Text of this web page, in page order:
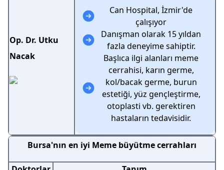
Op. Dr. Utku
Nacak
Can Hospital, İzmir'de
çalışıyor
Danışman olarak 15 yıldan
fazla deneyime sahiptir.
Başlıca ilgi alanları meme
cerrahisi, karın germe,
kol/bacak germe, burun
estetiği, yüz gençleştirme,
otoplasti vb. gerektiren
hastaların tedavisidir.
Bursa'nın en iyi Meme büyütme cerrahları